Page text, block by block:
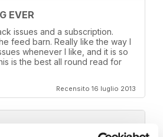
EVER
issues and a subscription.
feed barn. Really like the way I
whenever I like, and it is so
is the best all round read for
Recensito 16 luglio 2013